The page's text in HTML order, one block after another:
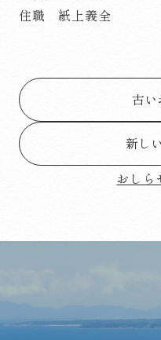
住職 紙上義全
古い
新し
おしら